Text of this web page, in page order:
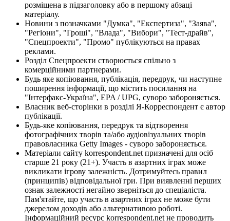
розміщена в підзаголовку або в першому абзаці
матеріалу.
Новини з позначками "Думка", "Експертиза", "Заява",
"Регіони", "Гроші", "Влада", "Вибори", "Тест-драйв",
"Спецпроекти", "Промо" публікуються на правах
реклами.
Розділ Спецпроекти створюється спільно з
комерційними партнерами.
Будь яке копіювання, публікація, передрук, чи наступне
поширення інформації, що містить посилання на
"Інтерфакс-Україна", EPA / UPG, суворо забороняється.
Власник веб-сторінки в розділі Я-Корреспондент є автор
публікації.
Будь-яке копіювання, передрук та відтворення
фотографічних творів та/або аудіовізуальних творів
правовласника Getty Images - суворо забороняється.
Матеріали сайту korrespondent.net призначені для осіб
старше 21 року (21+). Участь в азартних іграх може
викликати ігрову залежність. Дотримуйтесь правил
(принципів) відповідальної гри. При виявленні перших
ознак залежності негайно зверніться до спеціаліста.
Пам'ятайте, що участь в азартних іграх не може бути
джерелом доходів або альтернативою роботі.
Інформаційний ресурс korrespondent.net не проводить